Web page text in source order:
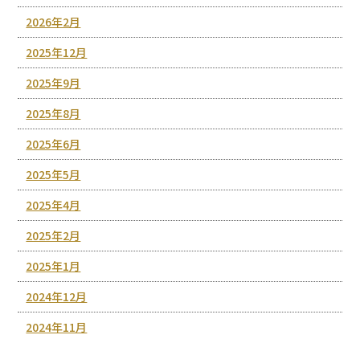
2026年2月
2025年12月
2025年9月
2025年8月
2025年6月
2025年5月
2025年4月
2025年2月
2025年1月
2024年12月
2024年11月